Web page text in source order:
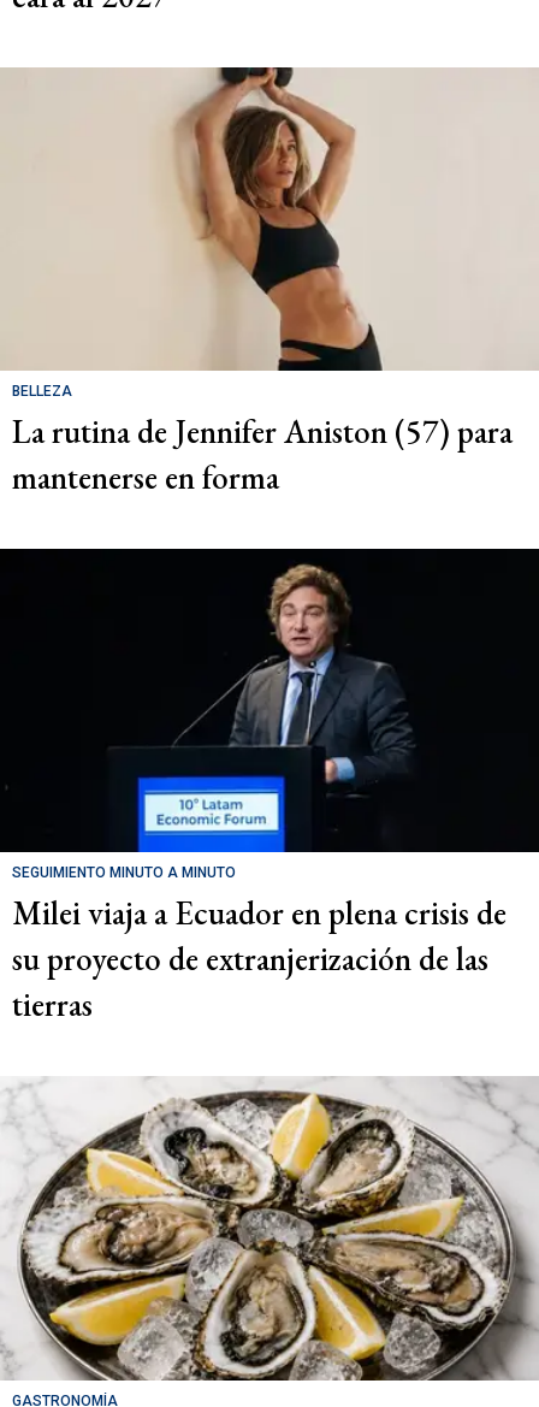
BELLEZA
La rutina de Jennifer Aniston (57) para
mantenerse en forma
SEGUIMIENTO MINUTO A MINUTO
Milei viaja a Ecuador en plena crisis de
su proyecto de extranjerización de las
tierras
GASTRONOMÍA